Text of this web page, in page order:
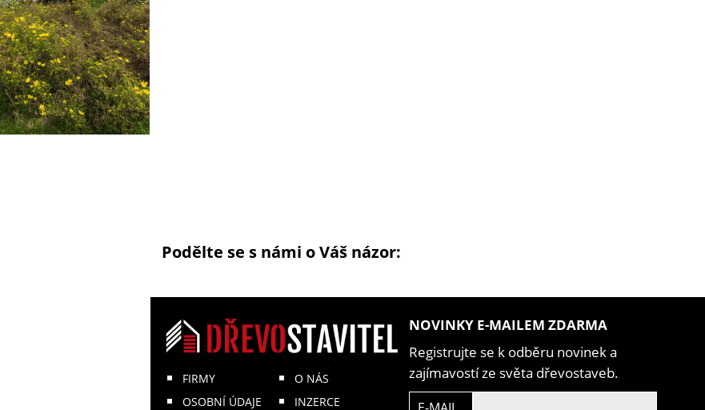
Podělte se s námi o Váš názor:
FIRMY
OSOBNÍ ÚDAJE
O NÁS
INZERCE
NOVINKY E-MAILEM ZDARMA
Registrujte se k odběru novinek a
zajímavostí ze světa dřevostaveb.